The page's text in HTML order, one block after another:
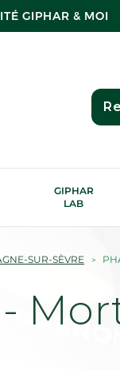
GIPHAR & MOI
GIPHAR
LAB
SUR-SÈVRE
-